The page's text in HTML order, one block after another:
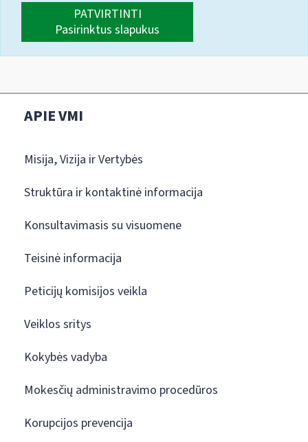
PATVIRTINTI
Pasirinktus slapukus
APIE VMI
Misija, Vizija ir Vertybės
Struktūra ir kontaktinė informacija
Konsultavimasis su visuomene
Teisinė informacija
Peticijų komisijos veikla
Veiklos sritys
Kokybės vadyba
Mokesčių administravimo procedūros
Korupcijos prevencija